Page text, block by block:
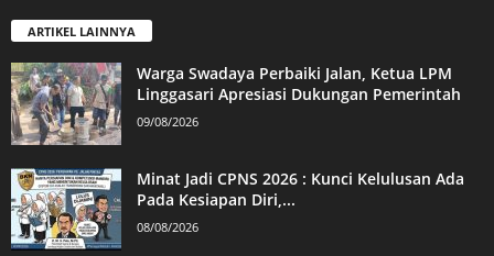
ARTIKEL LAINNYA
Warga Swadaya Perbaiki Jalan, Ketua LPM
Linggasari Apresiasi Dukungan Pemerintah
09/08/2026
Minat Jadi CPNS 2026 : Kunci Kelulusan Ada
Pada Kesiapan Diri,...
08/08/2026